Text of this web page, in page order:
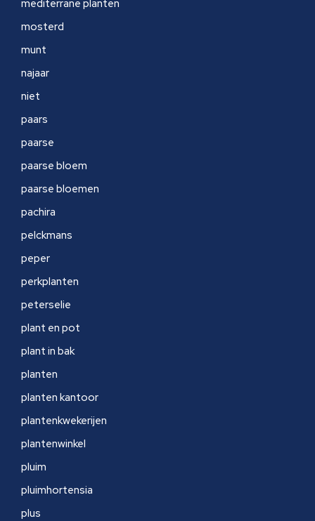
mediterrane planten
mosterd
munt
najaar
niet
paars
paarse
paarse bloem
paarse bloemen
pachira
pelckmans
peper
perkplanten
peterselie
plant en pot
plant in bak
planten
planten kantoor
plantenkwekerijen
plantenwinkel
pluim
pluimhortensia
plus